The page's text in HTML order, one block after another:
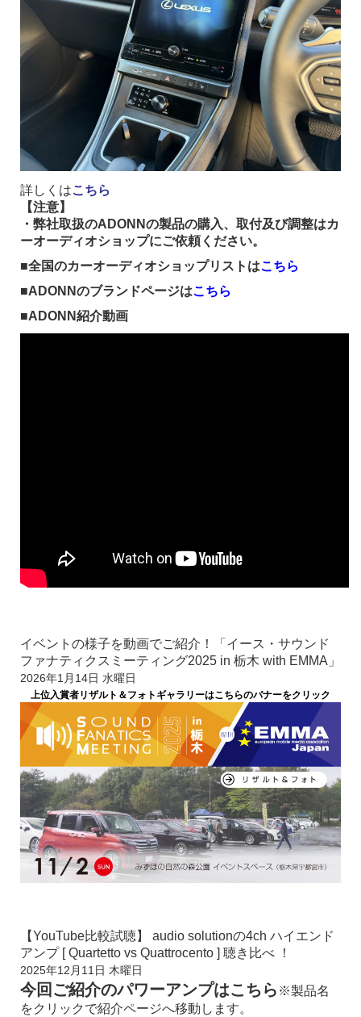
詳しくはこちら
【注意】
・弊社取扱のADONNの製品の購入、取付及び調整はカ
ーオーディオショップにご依頼ください。
■全国のカーオーディオショップリストはこちら
■ADONNのブランドページはこちら
■ADONN紹介動画
イベントの様子を動画でご紹介！「イース・サウンド
ファナティクスミーティング2025 in 栃木 with EMMA」
2026年1月14日 水曜日
上位入賞者リザルト＆フォトギャラリーはこちらのバナーをクリック
【YouTube比較試聴】 audio solutionの4ch ハイエンド
アンプ [ Quartetto vs Quattrocento ] 聴き比べ ！
2025年12月11日 木曜日
今回ご紹介のパワーアンプはこちら ※製品名
をクリックで紹介ページへ移動します。